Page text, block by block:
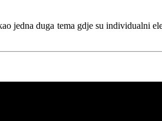
jedna duga tema gdje su individualni